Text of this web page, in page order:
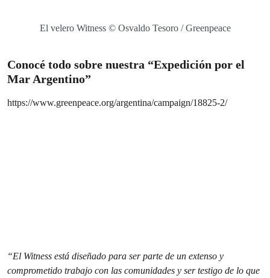
El velero Witness © Osvaldo Tesoro / Greenpeace
Conocé todo sobre nuestra “Expedición por el
Mar Argentino”
https://www.greenpeace.org/argentina/campaign/18825-2/
“El Witness está diseñado para ser parte de un extenso y
comprometido trabajo con las comunidades y ser testigo de lo que